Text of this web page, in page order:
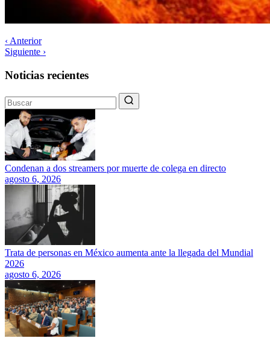
‹ Anterior
Siguiente ›
Noticias recientes
Condenan a dos streamers por muerte de colega en directo
agosto 6, 2026
Trata de personas en México aumenta ante la llegada del Mundial
2026
agosto 6, 2026